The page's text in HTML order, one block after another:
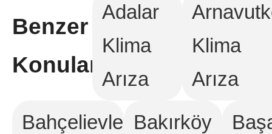
Benzer
Konular:
Adalar
Klima
Arıza
Klima
Arıza
Bahçelievler Bakırköy